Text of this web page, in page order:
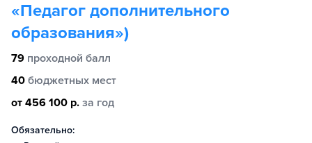
«Педагог дополнительного
образования»)
79 проходной балл
40 бюджетных мест
от 456 100 р. за год
Обязательно: